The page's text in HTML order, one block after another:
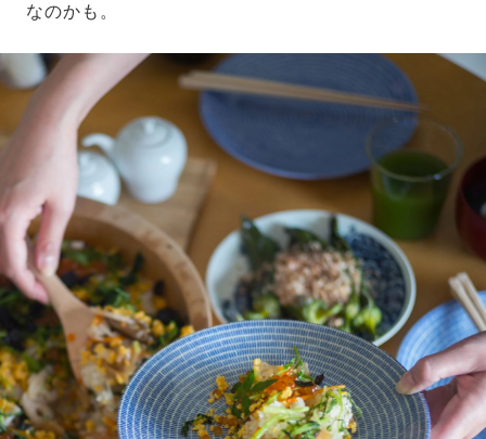
なのかも。